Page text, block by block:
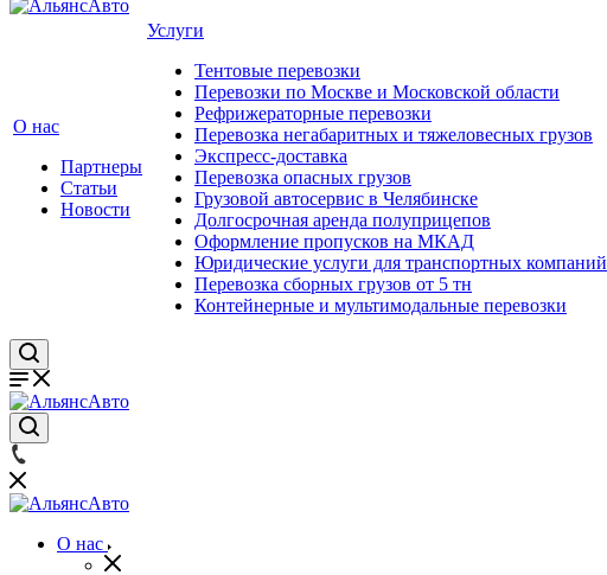
О нас
Партнеры
Статьи
Новости
Услуги
Тентовые перевозки
Перевозки по Москве и Московской области
Рефрижераторные перевозки
Перевозка негабаритных и тяжеловесных грузов
Экспресс-доставка
Перевозка опасных грузов
Грузовой автосервис в Челябинске
Долгосрочная аренда полуприцепов
Оформление пропусков на МКАД
Юридические услуги для транспортных компаний
Перевозка сборных грузов от 5 тн
Контейнерные и мультимодальные перевозки
О нас